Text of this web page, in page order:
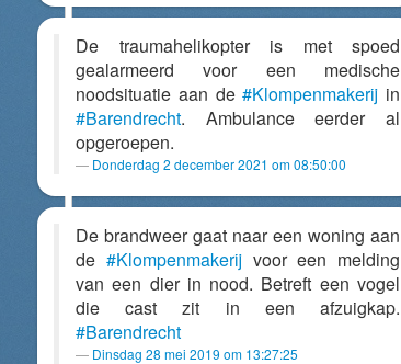
De traumahelikopter is met spoed
gealarmeerd voor een medische
noodsituatie aan de#Klompenmakerij in
#Barendrecht. Ambulance eerder al
opgeroepen.
Donderdag 2 december 2021 om 08:50:00
De brandweer gaat naar een woning aan
de #Klompenmakerijvoor een melding
van een dier in nood. Betreft een vogel
die cast zit in een afzuigkap.
#Barendrecht
Dinsdag 28 mei 2019 om 13:27:25